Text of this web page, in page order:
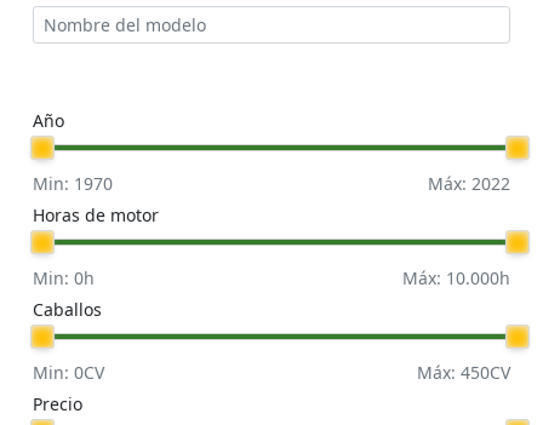
Año
Min: 1970 Máx: 2022
Horas de motor
Min: 0h Máx: 10.000h
Caballos
Min: 0CV Máx: 450CV
Precio